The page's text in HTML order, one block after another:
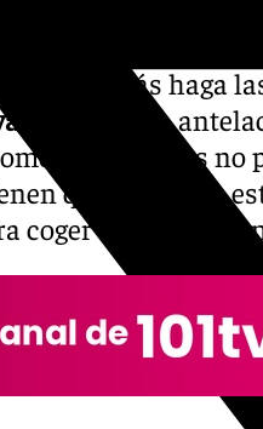
el PSOE piden
y además haga
el viaje
con
los usuarios
que venir a la
coger el autobús o